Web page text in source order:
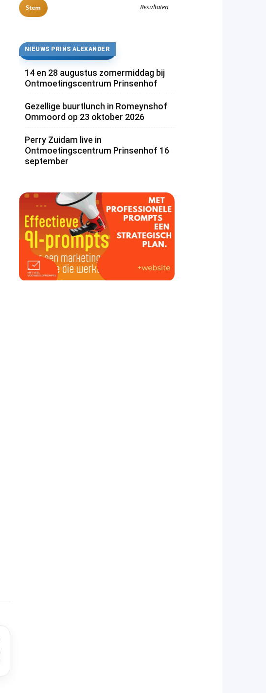
Resultaten
NIEUWS PRINS ALEXANDER
14 en 28 augustus zomermiddag bij
Ontmoetingscentrum Prinsenhof
Gezellige buurtlunch in Romeynshof
Ommoord op 23 oktober 2026
Perry Zuidam live in
Ontmoetingscentrum Prinsenhof 16
september